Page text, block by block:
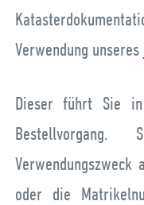
Verwendung unseres
Dieser führt Sie
Verwendungszweck
oder die